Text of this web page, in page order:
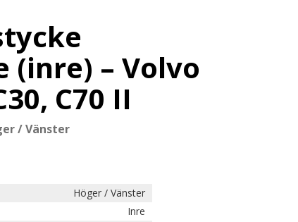
– Volvo
C70 II
/ Vänster
Höger / Vänster
Inre